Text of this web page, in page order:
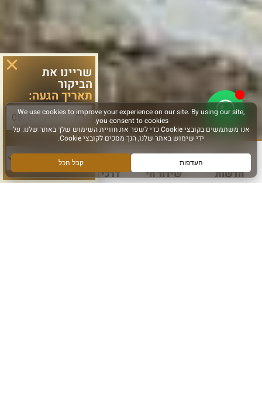
חדשות שידור חי דרכי הגעה עוד
שריינו את
הביקור
תאריך הגעה:
סוג פעילות: